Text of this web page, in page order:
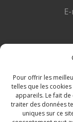
Pour offrir les
telles que les
appareils. Le fait
traiter des données
uniques sur ce